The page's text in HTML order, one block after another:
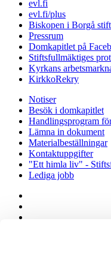
evl.fi
evl.fi/plus
Biskopen i Borgå stift
Pressrum
Domkapitlet på
Stiftsfullmäktiges
Kyrkans
KirkkoRekry
Notiser
Besök i domkapitlet
Handlingsprogram
Lämna in dokument
Materialbeställningar
Kontaktuppgifter
"Ett himla liv" -
Lediga jobb